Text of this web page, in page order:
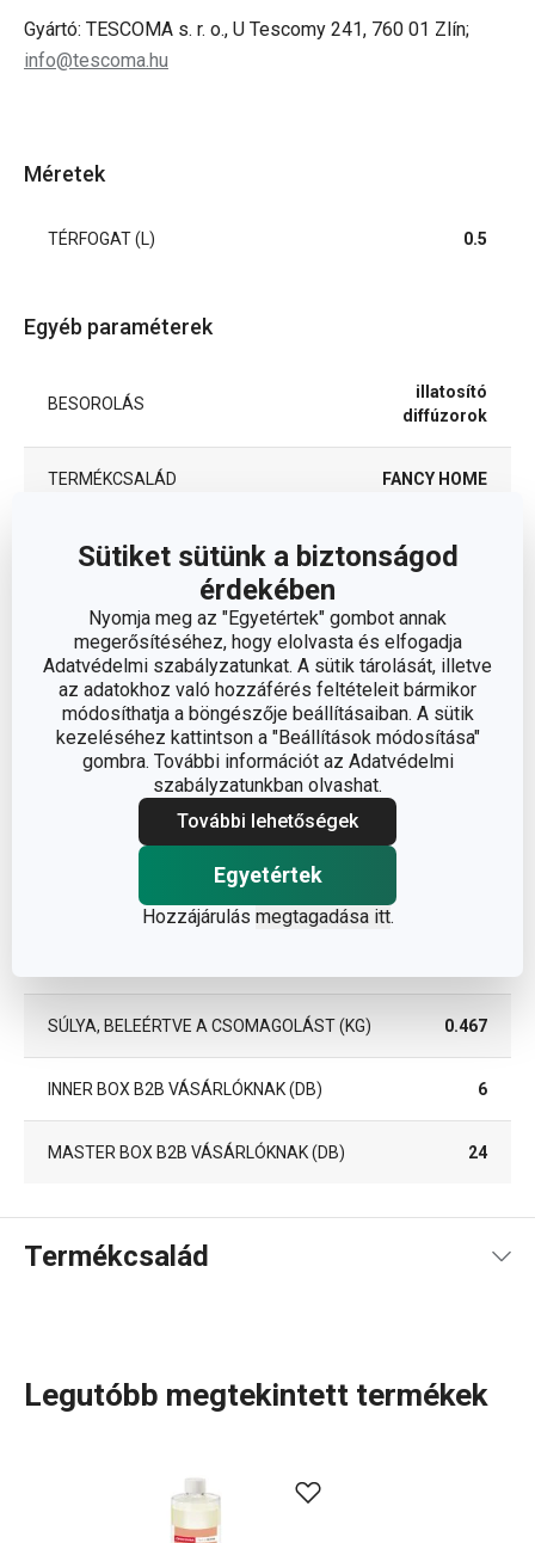
Sütiket sütünk a biztonságod
érdekében
Nyomja meg az "Egyetértek" gombot annak
megerősítéséhez, hogy elolvasta és elfogadja
Adatvédelmi szabályzatunkat. A sütik tárolását, illetve
az adatokhoz való hozzáférés feltételeit bármikor
módosíthatja a böngészője beállításaiban. A sütik
kezeléséhez kattintson a "Beállítások módosítása"
gombra. További információt az Adatvédelmi
szabályzatunkban olvashat.
További lehetőségek
Egyetértek
Hozzájárulás megtagadása itt.
Gyártó: TESCOMA s. r. o., U Tescomy 241, 760 01 Zlín;
info@tescoma.hu
Méretek
TÉRFOGAT (L) 0.5
Egyéb paraméterek
BESOROLÁS
illatosító
diffúzorok
TERMÉKCSALÁD FANCY HOME
TÍPUS utántöltő
A GARANCIÁLIS IDŐSZAK
(ÉVEKBEN)
2
Csomag
SZÉLESSÉG (CM)
MAGASSÁG (CM)
SÚLYA, BELEÉRTVE A CSOMAGOLÁST (KG) 0.467
INNER BOX B2B VÁSÁRLÓKNAK (DB) 6
MASTER BOX B2B VÁSÁRLÓKNAK (DB) 24
Termékcsalád
amire szükséged van ahhoz, hogyotthonod
otthonos hely legyen. Legyen szó bár
Legutóbb megtekintett termékek